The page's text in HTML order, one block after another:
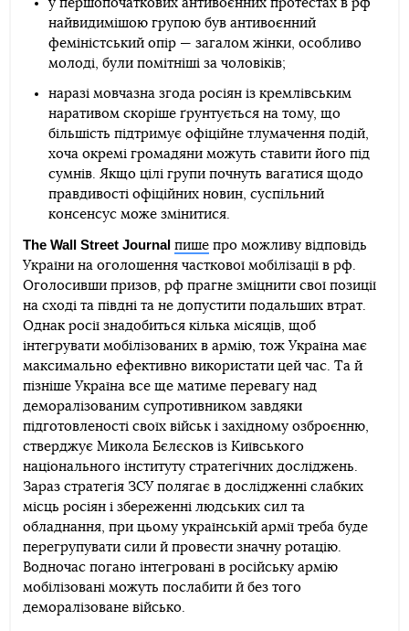
у першопочаткових антивоєнних протестах в рф
найвидимішою групою був антивоєнний
феміністський опір — загалом жінки, особливо
молоді, були помітніші за чоловіків;
наразі мовчазна згода росіян із кремлівським
наративом скоріше ґрунтується на тому, що
більшість підтримує офіційне тлумачення подій,
хоча окремі громадяни можуть ставити його під
сумнів. Якщо цілі групи почнуть вагатися щодо
правдивості офіційних новин, суспільний
консенсус може змінитися.
The Wall Street Journal пише про можливу відповідь
України на оголошення часткової мобілізації в рф.
Оголосивши призов, рф прагне зміцнити свої позиції
на сході та півдні та не допустити подальших втрат.
Однак росії знадобиться кілька місяців, щоб
інтегрувати мобілізованих в армію, тож Україна має
максимально ефективно використати цей час. Та й
пізніше Україна все ще матиме перевагу над
деморалізованим супротивником завдяки
підготовленості своїх військ і західному озброєнню,
стверджує Микола Бєлєсков із Київського
національного інституту стратегічних досліджень.
Зараз стратегія ЗСУ полягає в дослідженні слабких
місць росіян і збереженні людських сил та
обладнання, при цьому українській армії треба буде
перегрупувати сили й провести значну ротацію.
Водночас погано інтегровані в російську армію
мобілізовані можуть послабити й без того
деморалізоване військо.